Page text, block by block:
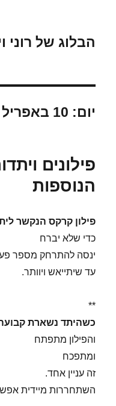
הבלוג של רוני
יום: 10 באפריל 2017
פילונים
הנוספות
פילון קרקס הנקשר
כדי שלא יברח
ינסה להתרחק מספר
עד שיתייאש ויוותר.
**
כשהיתד נשארת
והפילון מתפתח
ומתפכח
זה עניין אחד.
השתחררות מיידית